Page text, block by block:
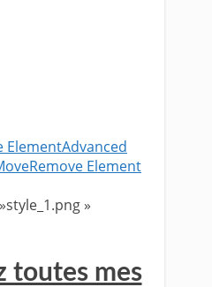
ElementAdvanced
Remove Element
»
toutes mes